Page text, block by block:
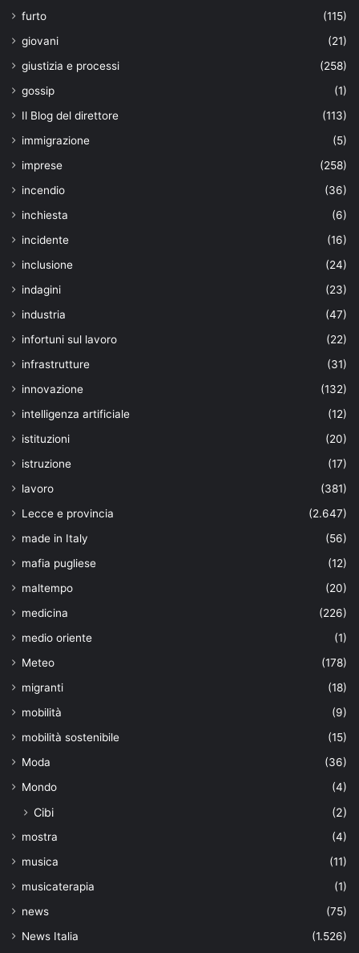
furto
(115)
giovani
(21)
giustizia e processi
(258)
gossip
(1)
Il Blog del direttore
(113)
immigrazione
(5)
imprese
(258)
incendio
(36)
inchiesta
(6)
incidente
(16)
inclusione
(24)
indagini
(23)
industria
(47)
infortuni sul lavoro
(22)
infrastrutture
(31)
innovazione
(132)
intelligenza artificiale
(12)
istituzioni
(20)
istruzione
(17)
lavoro
(381)
Lecce e provincia
(2.647)
made in Italy
(56)
mafia pugliese
(12)
maltempo
(20)
medicina
(226)
medio oriente
(1)
Meteo
(178)
migranti
(18)
mobilità
(9)
mobilità sostenibile
(15)
Moda
(36)
Mondo
(4)
Cibi (2)
mostra
(4)
musica
(11)
musicaterapia
(1)
news
(75)
News Italia
(1.526)